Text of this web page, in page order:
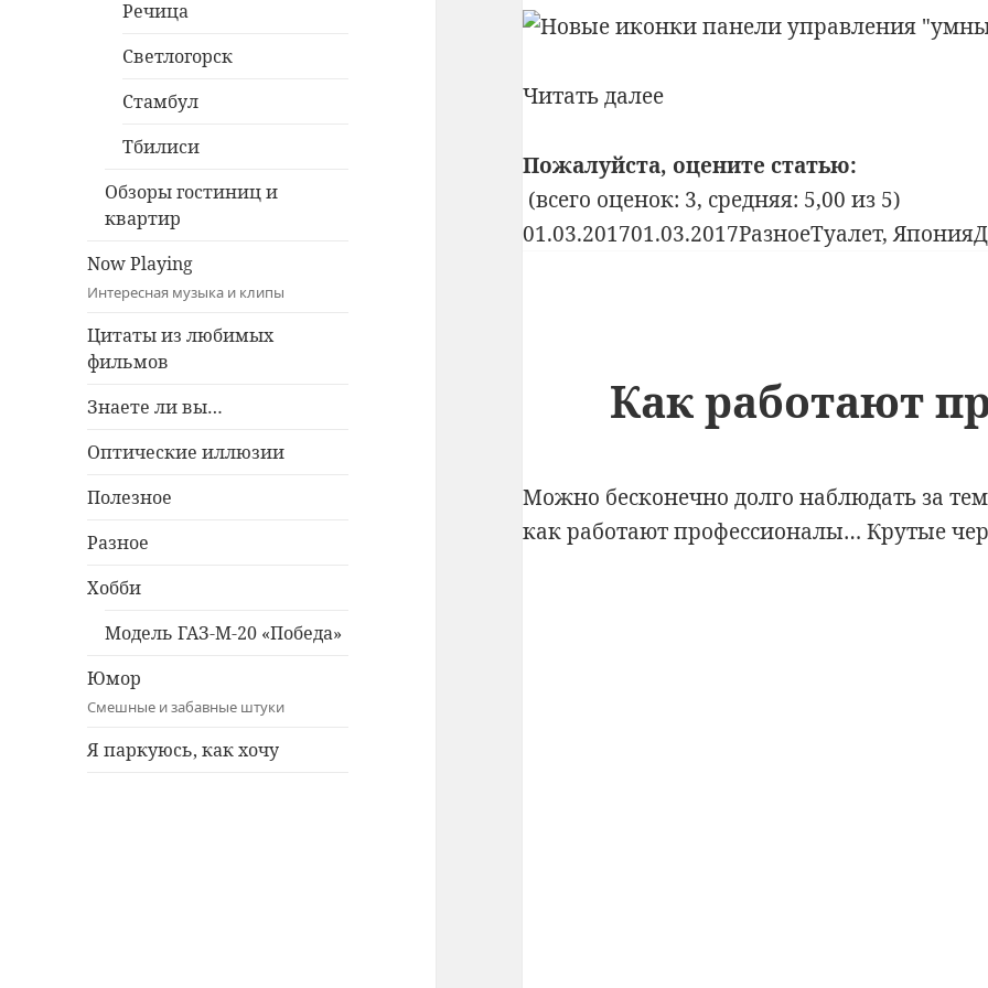
Речица
Светлогорск
Стамбул
Тбилиси
Обзоры гостиниц и
квартир
Now Playing
Интересная музыка и клипы
Цитаты из любимых
фильмов
Знаете ли вы…
Оптические иллюзии
Полезное
Разное
Хобби
Модель ГАЗ-М-20 «Победа»
Юмор
Смешные и забавные штуки
Я паркуюсь, как хочу
Читать далееВ
наметился
очередной
технологический
Пожалуйста, оцените статью:
(всего оценок: 3, средняя: 5,00 из 5)
Опубликовано
01.03.201701.03.2017Рубрики
РазноеМетки
Туалет,Япония
Как работают
Можно бесконечно долго наблюдать за
как работают профессионалы… Крутые